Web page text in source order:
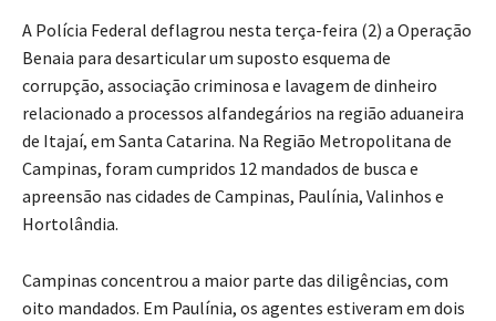
A Polícia Federal deflagrou nesta terça-feira (2) a Operação
Benaia para desarticular um suposto esquema de
corrupção, associação criminosa e lavagem de dinheiro
relacionado a processos alfandegários na região aduaneira
de Itajaí, em Santa Catarina. Na Região Metropolitana de
Campinas, foram cumpridos 12 mandados de busca e
apreensão nas cidades de Campinas, Paulínia, Valinhos e
Hortolândia.
Campinas concentrou a maior parte das diligências, com
oito mandados. Em Paulínia, os agentes estiveram em dois